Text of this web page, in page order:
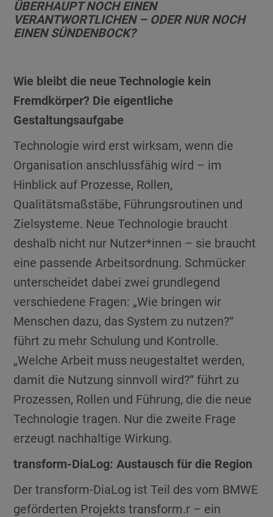
ÜBERHAUPT NOCH EINEN
VERANTWORTLICHEN – ODER NUR NOCH
EINEN SÜNDENBOCK?
Wie bleibt die neue Technologie kein
Fremdkörper? Die eigentliche
Gestaltungsaufgabe
Technologie wird erst wirksam, wenn die
Organisation anschlussfähig wird – im
Hinblick auf Prozesse, Rollen,
Qualitätsmaßstäbe, Führungsroutinen und
Zielsysteme. Neue Technologie braucht
deshalb nicht nur Nutzer*innen – sie braucht
eine passende Arbeitsordnung. Schmücker
unterscheidet dabei zwei grundlegend
verschiedene Fragen: „Wie bringen wir
Menschen dazu, das System zu nutzen?“
führt zu mehr Schulung und Kontrolle.
„Welche Arbeit muss neugestaltet werden,
damit die Nutzung sinnvoll wird?“ führt zu
Prozessen, Rollen und Führung, die die neue
Technologie tragen. Nur die zweite Frage
erzeugt nachhaltige Wirkung.
transform-DiaLog: Austausch für die Region
Der transform-DiaLog ist Teil des vom BMWE
geförderten Projekts transform.r – ein